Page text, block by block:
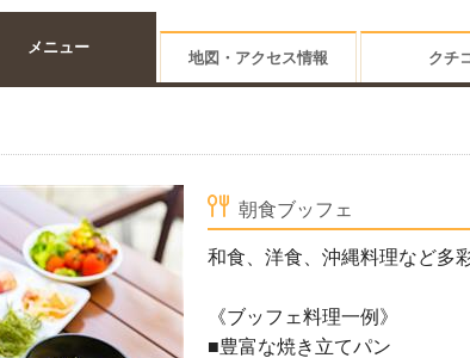
メニュー
地図・アクセス情報 クチ
朝食ブッフェ
和食、洋食、沖縄料理など多
《ブッフェ料理一例》
■豊富な焼き立てパン